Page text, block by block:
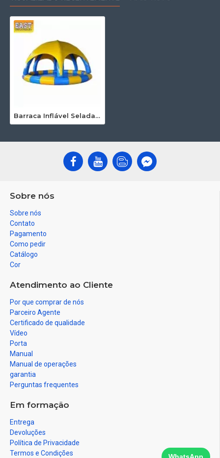
Barraca Inflável Selada Da Tampa Da Piscina
Sobre nós
Sobre nós
Contato
Pagamento
Como pedir
Catálogo
Cor
Atendimento ao Cliente
Por que comprar de nós
Parceiro Agente
Certificado de qualidade
Vídeo
Porta
Manual
Manual de operações
garantia
Perguntas frequentes
Em formação
Entrega
Devoluções
Política de Privacidade
Termos e Condições